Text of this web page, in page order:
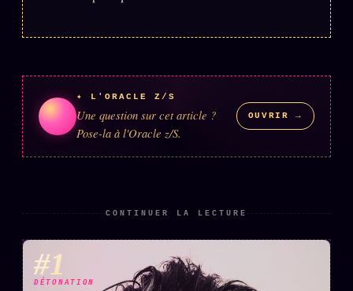
Founders
Équipe
Qui baise qui
Signatures
✦ L'ORACLE Z/S
Une question sur cet article ?
Pose-la à l'Oracle z/S.
OUVRIR →
CONTINUER LA LECTURE
#1
DÉTONATION